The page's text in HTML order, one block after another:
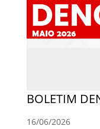
BOLETIM
16/06/2026